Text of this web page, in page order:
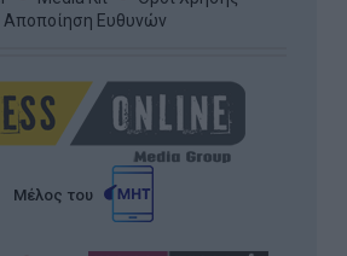
Αποποίηση Ευθυνών
Μέλος του